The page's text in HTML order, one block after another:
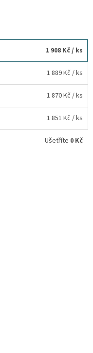
1 908 Kč/ ks
1 889 Kč / ks
1 870 Kč / ks
1 851 Kč / ks
Ušetříte 0 Kč